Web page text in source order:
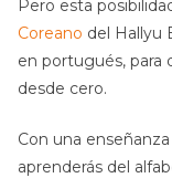
Pero esta
Coreano del Hallyu
en portugués, para
desde cero.
Con una
aprenderás del